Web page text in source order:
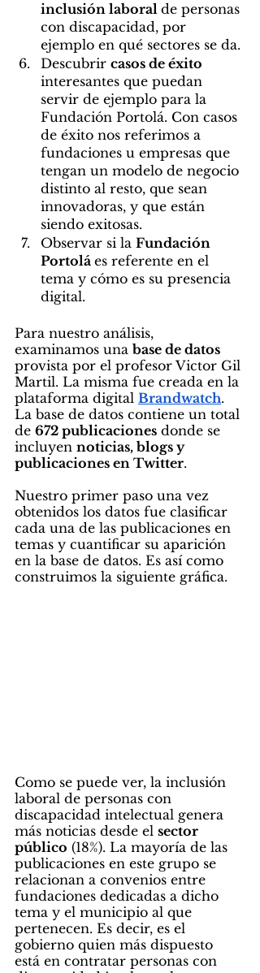
inclusión laboral de personas
con discapacidad, por
ejemplo en qué sectores se da.
Descubrir casos de éxito
interesantes que puedan
servir de ejemplo para la
Fundación Portolá. Con casos
de éxito nos referimos a
fundaciones u empresas que
tengan un modelo de negocio
distinto al resto, que sean
innovadoras, y que están
siendo exitosas.
Observar si la Fundación
Portolá es referente en el
tema y cómo es su presencia
digital.
Para nuestro análisis,
examinamos una base de datos
provista por el profesor Victor Gil
Martil. La misma fue creada en la
plataforma digital Brandwatch.
La base de datos contiene un total
de 672 publicaciones donde se
incluyen noticias, blogs y
publicaciones en Twitter.
Nuestro primer paso una vez
obtenidos los datos fue clasificar
cada una de las publicaciones en
temas y cuantificar su aparición
en la base de datos. Es así como
construimos la siguiente gráfica.
Como se puede ver, la inclusión
laboral de personas con
discapacidad intelectual genera
más noticias desde el sector
público (18%). La mayoría de las
publicaciones en este grupo se
relacionan a convenios entre
fundaciones dedicadas a dicho
tema y el municipio al que
pertenecen. Es decir, es el
gobierno quien más dispuesto
está en contratar personas con